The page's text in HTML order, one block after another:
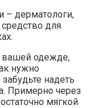
– дерматологи,
для
вашей одежде,
нужно
надеть
Примерно через
мягкой